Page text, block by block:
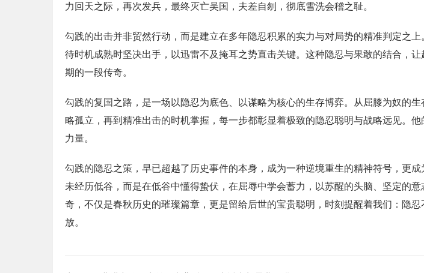
力回天之际，再次发兵，最终灭亡吴国，夫差自刎，彻底雪洗会稽之耻。
勾践的出击并非贸然行动，而是建立在多年隐忍积累的实力与对局势的精准判定之
待时机成熟时坚决出手，以迅雷不及掩耳之势直击关键。这种隐忍与果敢的结合，
期的一段传奇。
勾践的复国之路，是一场以隐忍为底色、以谋略为核心的生存博弈。从屈膝为奴的
略孤立，再到精准出击的时机掌握，每一步都彰显着极致的隐忍聪明与战略远见。
力量。
勾践的隐忍之策，早已超越了历史事件的本身，成为一种逆境重生的精神符号，更
未经历低谷，而是在低谷中懂得蛰伏，在屈辱中学会蓄力，以苏醒的头脑、坚定的
奇，不仅是春秋历史的璀璨篇章，更是留给后世的宝贵聪明，时刻提醒着我们：隐
放。